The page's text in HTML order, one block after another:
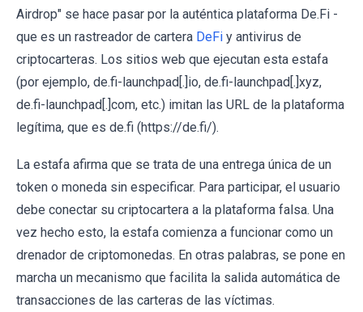
Airdrop" se hace pasar por la auténtica plataforma De.Fi -
que es un rastreador de cartera DeFi y antivirus de
criptocarteras. Los sitios web que ejecutan esta estafa
(por ejemplo, de.fi-launchpad[.]io, de.fi-launchpad[.]xyz,
de.fi-launchpad[.]com, etc.) imitan las URL de la plataforma
legítima, que es de.fi (https://de.fi/).
La estafa afirma que se trata de una entrega única de un
token o moneda sin especificar. Para participar, el usuario
debe conectar su criptocartera a la plataforma falsa. Una
vez hecho esto, la estafa comienza a funcionar como un
drenador de criptomonedas. En otras palabras, se pone en
marcha un mecanismo que facilita la salida automática de
transacciones de las carteras de las víctimas.